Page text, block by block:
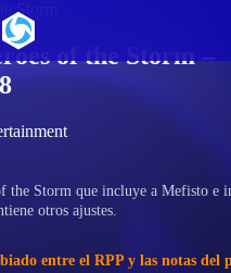
Storm
of the Storm –
the Storm que incluye a Mefisto e
otros ajustes.
entre el RPP y las notas del